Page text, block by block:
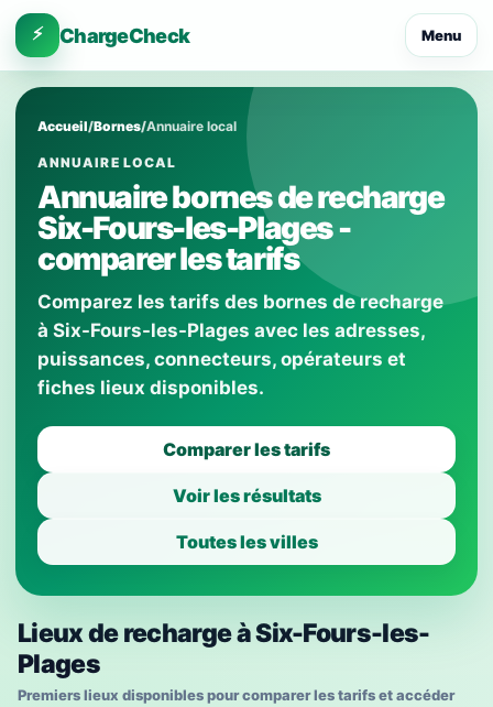
⚡ ChargeCheck Menu
Accueil/Bornes/Annuaire local
ANNUAIRE LOCAL
Annuaire bornes de recharge
Six-Fours-les-Plages -
comparer les tarifs
Comparez les tarifs des bornes de recharge
à Six-Fours-les-Plages avec les adresses,
puissances, connecteurs, opérateurs et
fiches lieux disponibles.
Comparer les tarifs
Voir les résultats
Toutes les villes
Lieux de recharge à Six-Fours-les-
Plages
Premiers lieux disponibles pour comparer les tarifs et accéder